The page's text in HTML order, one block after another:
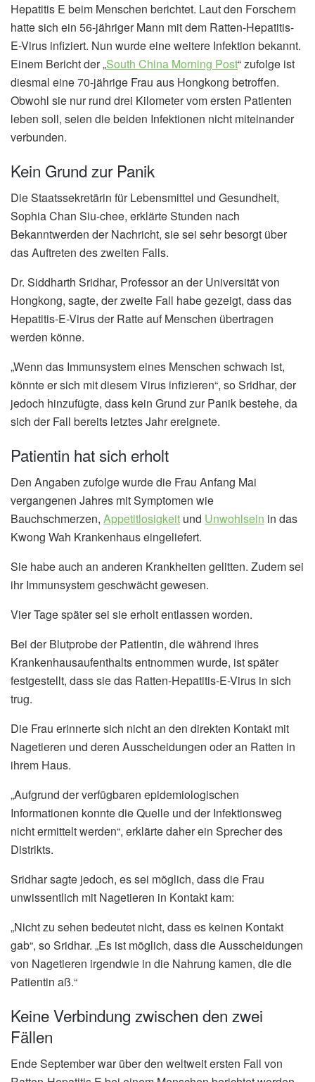
Hepatitis E beim Menschen berichtet. Laut den Forschern
hatte sich ein 56-jähriger Mann mit dem Ratten-Hepatitis-
E-Virus infiziert. Nun wurde eine weitere Infektion bekannt.
Einem Bericht der „South China Morning Post“ zufolge ist
diesmal eine 70-jährige Frau aus Hongkong betroffen.
Obwohl sie nur rund drei Kilometer vom ersten Patienten
leben soll, seien die beiden Infektionen nicht miteinander
verbunden.
Kein Grund zur Panik
Die Staatssekretärin für Lebensmittel und Gesundheit,
Sophia Chan Siu-chee, erklärte Stunden nach
Bekanntwerden der Nachricht, sie sei sehr besorgt über
das Auftreten des zweiten Falls.
Dr. Siddharth Sridhar, Professor an der Universität von
Hongkong, sagte, der zweite Fall habe gezeigt, dass das
Hepatitis-E-Virus der Ratte auf Menschen übertragen
werden könne.
„Wenn das Immunsystem eines Menschen schwach ist,
könnte er sich mit diesem Virus infizieren“, so Sridhar, der
jedoch hinzufügte, dass kein Grund zur Panik bestehe, da
sich der Fall bereits letztes Jahr ereignete.
Patientin hat sich erholt
Den Angaben zufolge wurde die Frau Anfang Mai
vergangenen Jahres mit Symptomen wie
Bauchschmerzen, Appetitlosigkeit und Unwohlsein in das
Kwong Wah Krankenhaus eingeliefert.
Sie habe auch an anderen Krankheiten gelitten. Zudem sei
ihr Immunsystem geschwächt gewesen.
Vier Tage später sei sie erholt entlassen worden.
Bei der Blutprobe der Patientin, die während ihres
Krankenhausaufenthalts entnommen wurde, ist später
festgestellt, dass sie das Ratten-Hepatitis-E-Virus in sich
trug.
Die Frau erinnerte sich nicht an den direkten Kontakt mit
Nagetieren und deren Ausscheidungen oder an Ratten in
ihrem Haus.
„Aufgrund der verfügbaren epidemiologischen
Informationen konnte die Quelle und der Infektionsweg
nicht ermittelt werden“, erklärte daher ein Sprecher des
Distrikts.
Sridhar sagte jedoch, es sei möglich, dass die Frau
unwissentlich mit Nagetieren in Kontakt kam:
„Nicht zu sehen bedeutet nicht, dass es keinen Kontakt
gab“, so Sridhar. „Es ist möglich, dass die Ausscheidungen
von Nagetieren irgendwie in die Nahrung kamen, die die
Patientin aß.“
Keine Verbindung zwischen den zwei
Fällen
Ende September war über den weltweit ersten Fall von